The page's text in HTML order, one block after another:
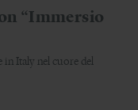
“Immersio
in Italy nel cuore del